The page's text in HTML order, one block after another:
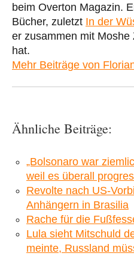
beim Overton Magazin.
Bücher, zuletzt In der
er zusammen mit
hat.
Mehr Beiträge von
Ähnliche Beiträge:
„Bolsonaro war
weil es überall
Revolte nach US-
Anhängern in Brasilia
Rache für die
Lula sieht Mitschuld
meinte, Russland